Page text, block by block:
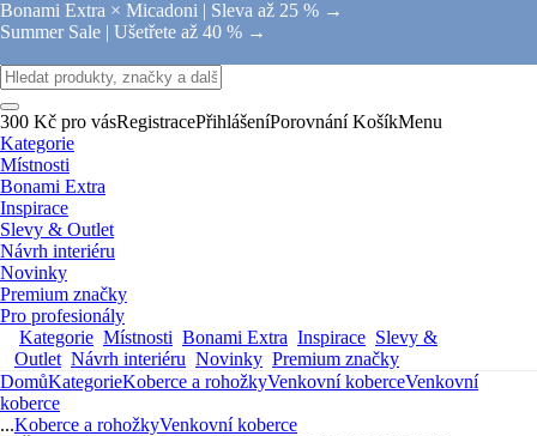
Bonami Extra × Micadoni | Sleva až 25 % →
Summer Sale | Ušetřete až 40 % →
300 Kč pro vásRegistracePřihlášeníPorovnání KošíkMenu
Kategorie
Místnosti
Bonami Extra
Inspirace
Slevy & Outlet
Návrh interiéru
Novinky
Premium značky
Pro profesionály
Kategorie Místnosti Bonami Extra Inspirace Slevy &
Outlet Návrh interiéru Novinky Premium značky
DomůKategorieKoberce a rohožkyVenkovní koberceVenkovní
koberce
...Koberce a rohožkyVenkovní koberce